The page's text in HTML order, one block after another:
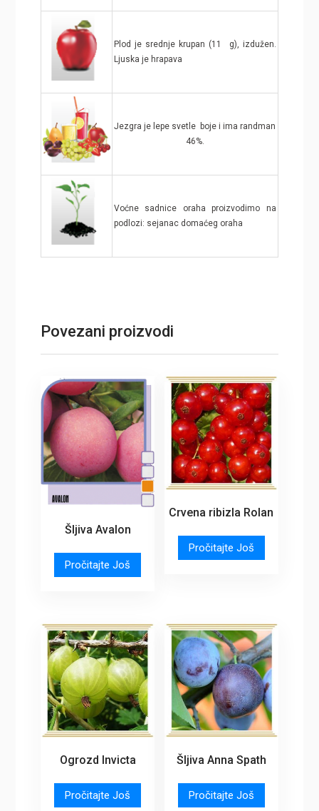
Plod je srednje krupan (11 g), izdužen.
Ljuska je hrapava
Jezgra je lepe svetle boje i ima randman
46%.
Voćne sadnice oraha proizvodimo na
podlozi: sejanac domaćeg oraha
Povezani proizvodi
Šljiva Avalon
Pročitajte Još
Crvena ribizla Rolan
Pročitajte Još
Ogrozd Invicta
Pročitajte Još
Šljiva Anna Spath
Pročitajte Još